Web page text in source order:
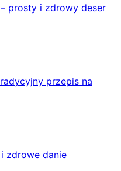
prosty i zdrowy deser
przepis na
zdrowe danie